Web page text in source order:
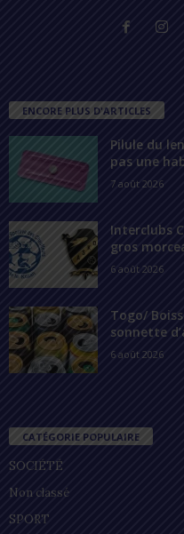
ENCORE PLUS D'ARTICLES
Pilule du
pas une
7 août 2026
Interclubs
gros
6 août 2026
Togo/
sonnette
6 août 2026
CATÉGORIE POPULAIRE
SOCIÉTÉ
Non classé
SPORT